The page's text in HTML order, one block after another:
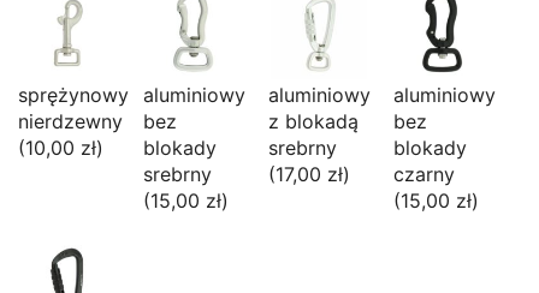
sprężynowy
nierdzewny
(10,00 zł)
aluminiowy
bez
blokady
srebrny
(15,00 zł)
aluminiowy
z blokadą
srebrny
(17,00 zł)
aluminiowy
bez
blokady
czarny
(15,00 zł)